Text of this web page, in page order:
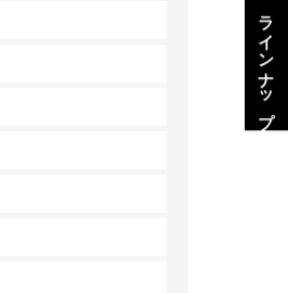
ラインナップ